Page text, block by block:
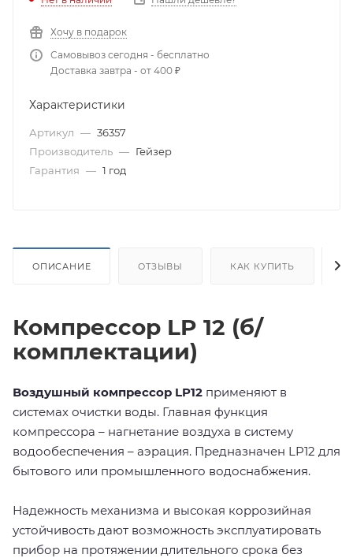
Хочу в подарок
Самовывоз сегодня - бесплатно
Доставка завтра - от 400 ₽
Характеристики
Артикул — 36357
Производитель — Гейзер
Гарантия — 1 год
ОПИСАНИЕ ОТЗЫВЫ КАК КУПИТЬ
Компрессор LP 12 (б/
комплектации)
Воздушный компрессор LP12 применяют в
системах очистки воды. Главная функция
компрессора – нагнетание воздуха в систему
водообеспечения – аэрация. Предназначен LP12 для
бытового или промышленного водоснабжения.
Надежность механизма и высокая коррозийная
устойчивость дают возможность эксплуатировать
прибор на протяжении длительного срока без